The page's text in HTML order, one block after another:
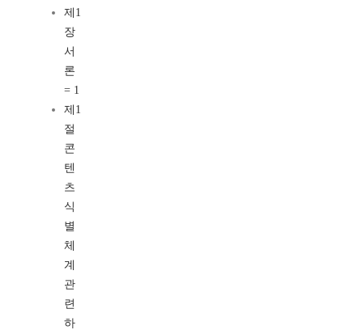
제1
장
서
론
= 1
제1
절
콘
텐
츠
식
별
체
계
관
련
하